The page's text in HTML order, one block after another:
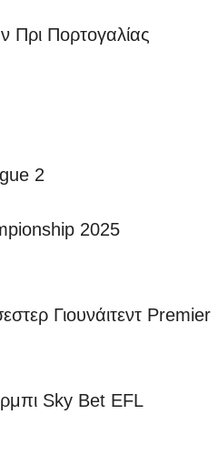
Πορτογαλίας
2
2025
Γιουνάιτεντ Premier
Sky Bet EFL